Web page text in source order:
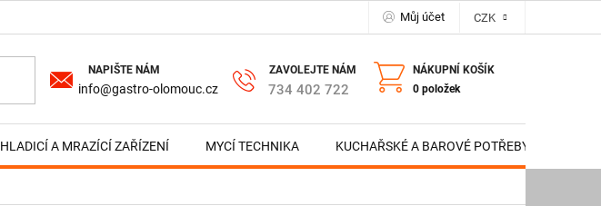
Můj účet CZK
info@gastro-olomouc.cz 734 402 722
NÁKUPNÍ KOŠÍK
0 položek
A MRAZÍCÍ ZAŘÍZENÍ MYCÍ TECHNIKA KUCHAŘSKÉ A BAROVÉ POTŘEBY